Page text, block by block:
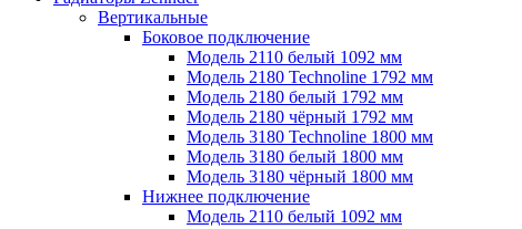
Вертикальные
Боковое подключение
Модель 2110 белый 1092 мм
Модель 2180 Technoline 1792 мм
Модель 2180 белый 1792 мм
Модель 2180 чёрный 1792 мм
Модель 3180 Technoline 1800 мм
Модель 3180 белый 1800 мм
Модель 3180 чёрный 1800 мм
Нижнее подключение
Модель 2110 белый 1092 мм